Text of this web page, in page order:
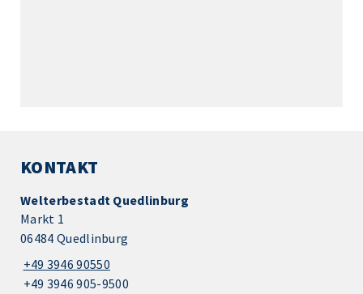
KONTAKT
Welterbestadt Quedlinburg
Markt 1
06484 Quedlinburg
+49 3946 90550
+49 3946 905-9500